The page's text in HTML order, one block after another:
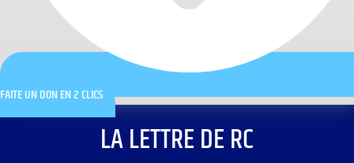
FAITE UN DON EN 2 CLICS
LA LETTRE DE RC